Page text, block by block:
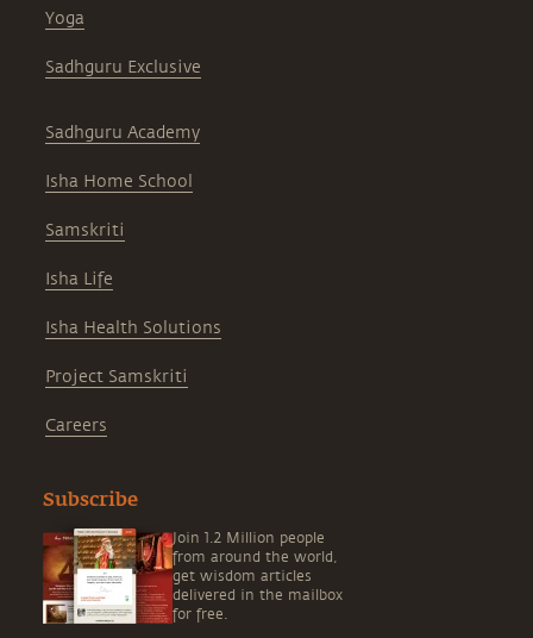
Yoga
Sadhguru Exclusive
Sadhguru Academy
Isha Home School
Samskriti
Isha Life
Isha Health Solutions
Project Samskriti
Careers
Subscribe
Join 1.2 Million people
from around the world,
get wisdom articles
delivered in the mailbox
for free.